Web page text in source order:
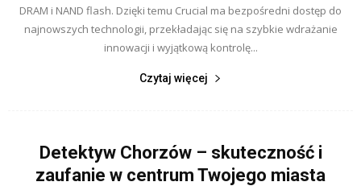
DRAM i NAND flash. Dzięki temu Crucial ma bezpośredni dostęp do
najnowszych technologii, przekładając się na szybkie wdrażanie
innowacji i wyjątkową kontrolę...
Czytaj więcej
Detektyw Chorzów – skuteczność i
zaufanie w centrum Twojego miasta